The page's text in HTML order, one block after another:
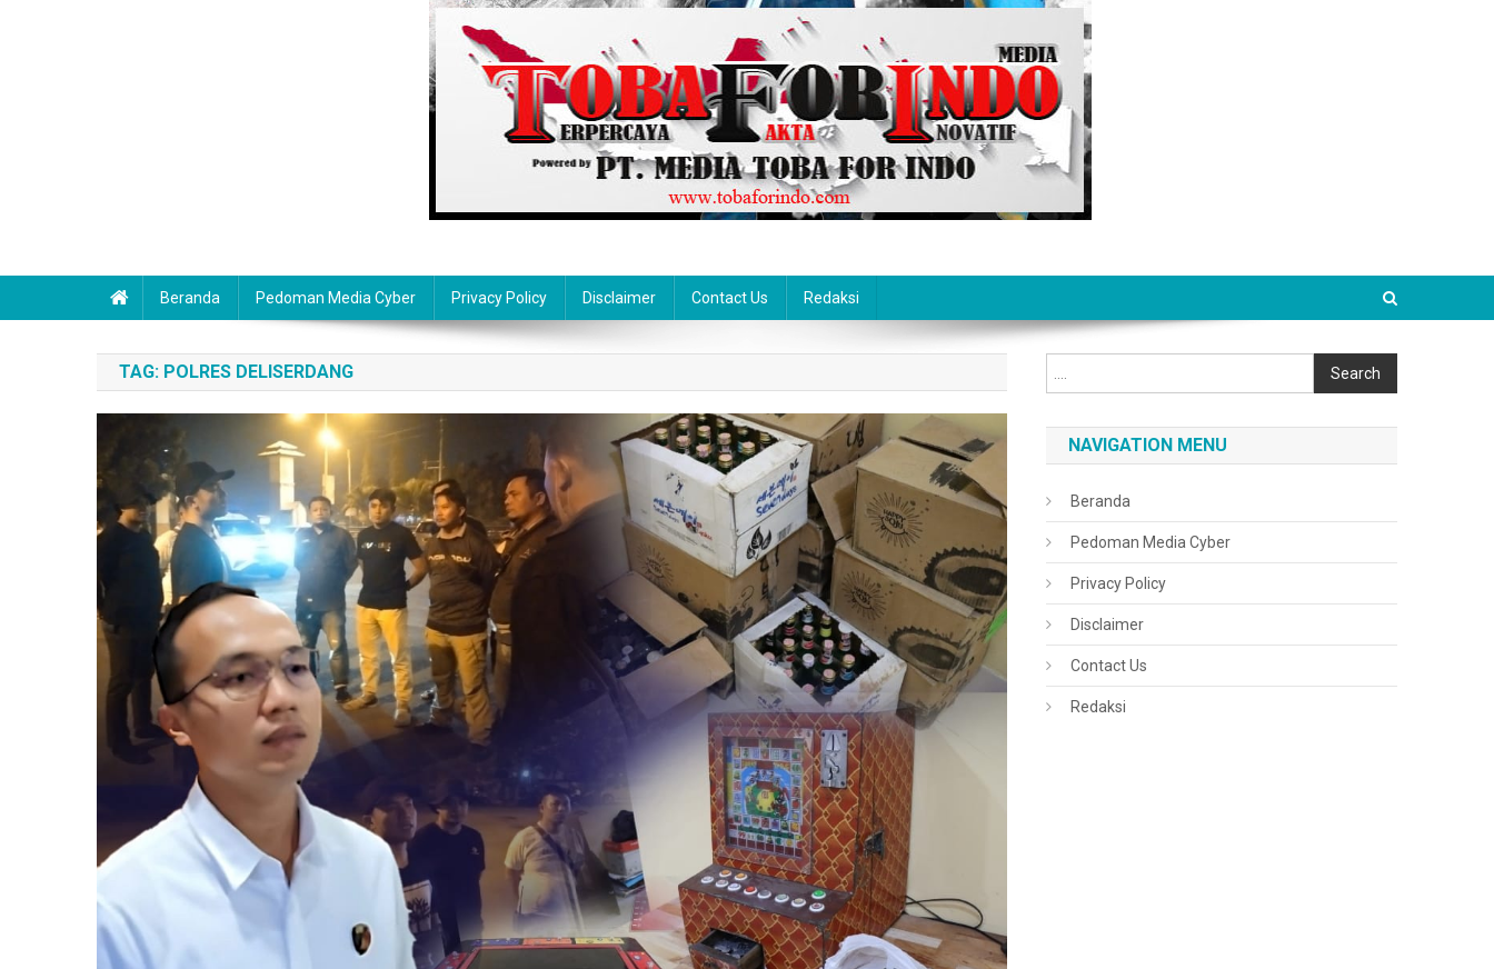
Beranda Pedoman Media Cyber Privacy Policy Disclaimer Contact Us Redaksi
TAG: POLRES DELISERDANG Search
NAVIGATION MENU
Beranda
Pedoman Media Cyber
Privacy Policy
Disclaimer
Contact Us
Redaksi